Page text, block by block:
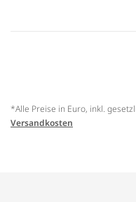
*Alle Preise in Euro, inkl.
Versandkosten